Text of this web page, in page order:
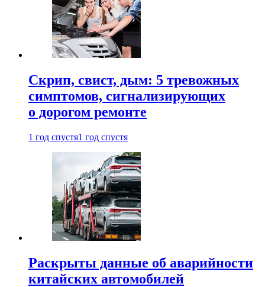
Скрип, свист, дым: 5 тревожных
симптомов, сигнализирующих
о дорогом ремонте
1 год спустя1 год спустя
Раскрыты данные об аварийности
китайских автомобилей